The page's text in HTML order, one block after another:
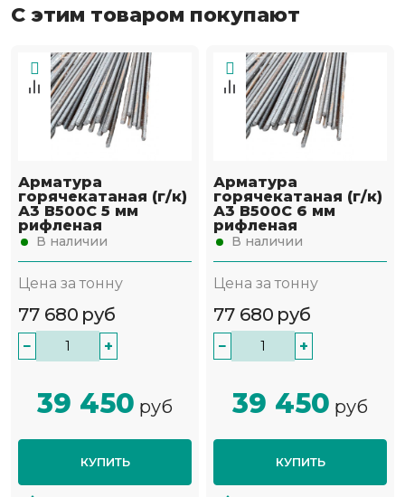
С этим товаром покупают
Арматура
горячекатаная (г/к)
А3 В500С 5 мм
рифленая
В наличии
Цена за тонну
77 680 руб
− +
39 450 руб
КУПИТЬ
Арматура
горячекатаная (г/к)
А3 В500С 6 мм
рифленая
В наличии
Цена за тонну
77 680 руб
− +
39 450 руб
КУПИТЬ